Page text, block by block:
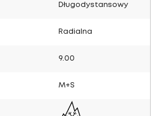
Długodystansowy
Radialna
9.00
M+S